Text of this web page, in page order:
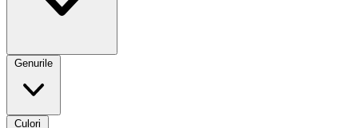
Genurile
Culori